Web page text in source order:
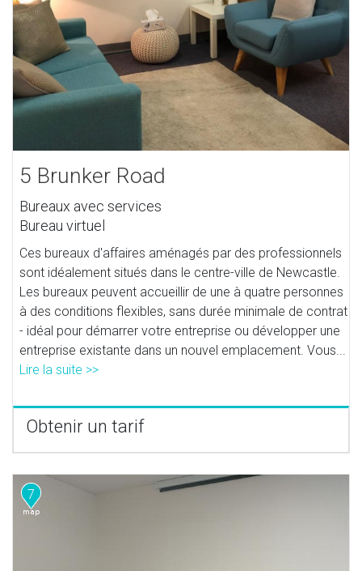
5 Brunker Road
Bureaux avec services
Bureau virtuel
Ces bureaux d'affaires aménagés par des professionnels
sont idéalement situés dans le centre-ville de Newcastle.
Les bureaux peuvent accueillir de une à quatre personnes
à des conditions flexibles, sans durée minimale de contrat
- idéal pour démarrer votre entreprise ou développer une
entreprise existante dans un nouvel emplacement. Vous...
Lire la suite >>
Obtenir un tarif
7